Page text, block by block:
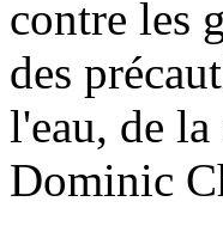
contre les
des
l'eau, de
Dominic